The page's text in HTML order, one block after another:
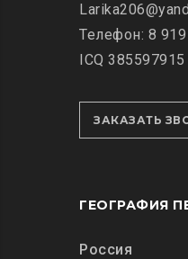
Телефон: 8
ICQ 385597915
ЗАКАЗАТЬ
ГЕОГРАФИЯ
Россия